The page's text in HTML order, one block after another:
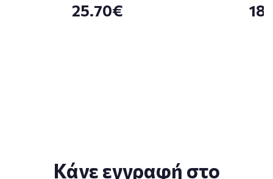
25.70€
Κάνε εγγραφή στο